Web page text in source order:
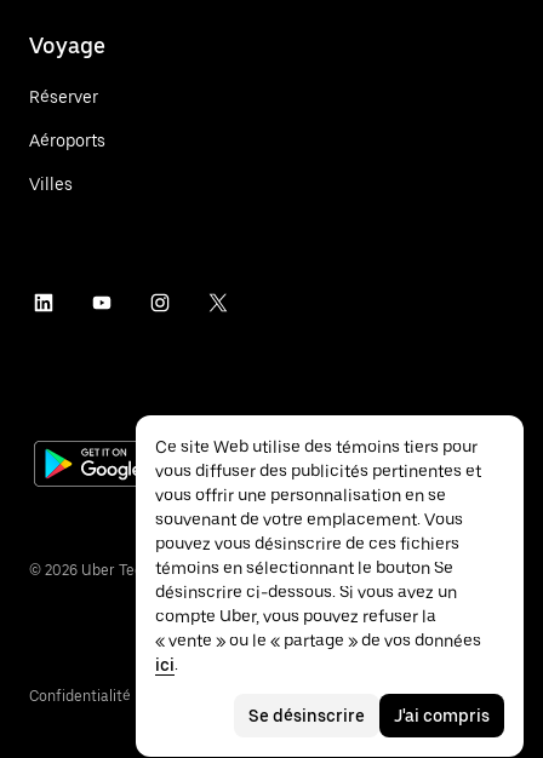
Voyage
Réserver
Aéroports
Villes
© 2026 Uber Technologies inc.
Confidentialité
Ce site Web utilise des témoins tiers pour
vous diffuser des publicités pertinentes et
vous offrir une personnalisation en se
souvenant de votre emplacement. Vous
pouvez vous désinscrire de ces fichiers
témoins en sélectionnant le bouton Se
désinscrire ci-dessous. Si vous avez un
compte Uber, vous pouvez refuser la
« vente » ou le « partage » de vos données
ici.
Se désinscrire J'ai compris